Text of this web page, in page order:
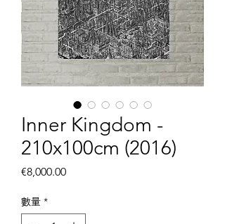
Inner Kingdom -
210x100cm (2016)
€8,000.00價
數量 *